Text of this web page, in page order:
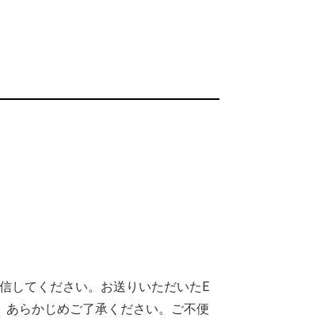
してください。お送りいただいたE
らかじめご了承ください。ご不便